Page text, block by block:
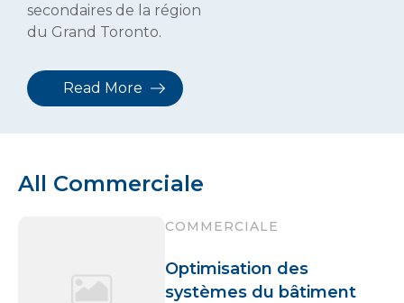
secondaires de la région
du Grand Toronto.
Read More
All Commerciale
COMMERCIALE
Optimisation des
systèmes du bâtiment